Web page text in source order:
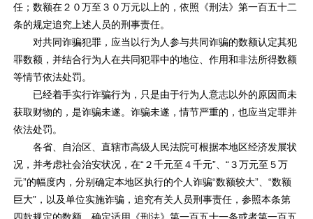
任；数额在２０万至３０万元以上的，依照《刑法》第一百五十二
条的规定追究上述人员的刑事责任。
对共同诈骗犯罪，应当以行为人参与共同诈骗的数额认定其犯
罪数额，并结合行为人在共同犯罪中的地位、作用和非法所得数额
等情节依法处罚。
已经着手实行诈骗行为，只是由于行为人意志以外的原因而未
获取财物的，是诈骗未遂。诈骗未遂，情节严重的，也应当定罪并
依法处罚。
各省、自治区、直辖市高级人民法院可根据本地区经济发展状
况，并考虑社会治安状况，在“２千元至４千元”、“３万元至５万
元”的幅度内，分别确定本地区执行的个人诈骗“数额较大”、“数额
巨大”，以及单位实施诈骗，追究有关人员刑事责任，参照本条第
四款规定的数额，确定适用《刑法》第一百五十一条或者第一百五